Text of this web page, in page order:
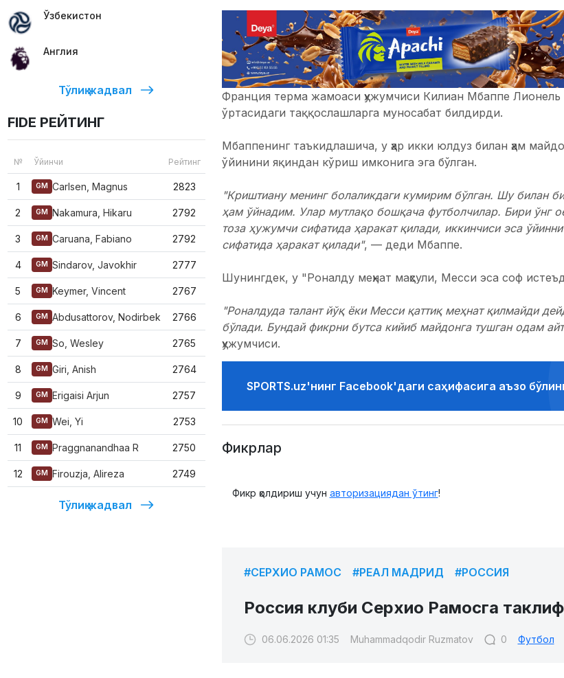
Ўзбекистон
Англия
Тўлиқ жадвал
FIDE РЕЙТИНГ
№ Ўйинчи Рейтинг
1 GM Carlsen, Magnus 2823
2 GM Nakamura, Hikaru 2792
3 GM Caruana, Fabiano 2792
4 GM Sindarov, Javokhir 2777
5 GM Keymer, Vincent 2767
6 GM Abdusattorov, Nodirbek 2766
7 GM So, Wesley 2765
8 GM Giri, Anish 2764
9 GM Erigaisi Arjun 2757
10 GM Wei, Yi 2753
11 GM Praggnanandhaa R 2750
12 GM Firouzja, Alireza 2749
Тўлиқ жадвал
Франция терма жамоаси ҳужумчиси Килиан Мбаппе
ўртасидаги таққослашларга муносабат билдирди.
Мбаппенинг таъкидлашича, у ҳар икки юлдуз билан ҳам
ўйинини яқиндан кўриш имконига эга бўлган.
"Криштиану менинг болаликдаги кумирим бўлган. Шу билан
ҳам ўйнадим. Улар мутлақо бошқача футболчилар. Бири ўнг
тоза ҳужумчи сифатида​ ҳаракат қилади, иккинчиси эса
сифатида ҳаракат қилади", — деди Мбаппе.
Шунингдек, у "Роналду меҳнат маҳсули, Месси эса соф
"Роналдуда талант йўқ ёки Месси қаттиқ меҳнат қилмайди
бўлади. Бундай фикрни бутса кийиб майдонга тушган одам
ҳужумчиси.
SPORTS.uz'нинг Facebook'даги саҳифасига аъзо
Фикрлар
Фикр қолдириш учун авторизациядан ўтинг!
#СЕРХИО РАМОС #РЕАЛ МАДРИД #РОССИЯ
Россия клуби Серхио Рамосга
06.06.2026 01:35 Muhammadqodir Ruzmatov 0 Футбол